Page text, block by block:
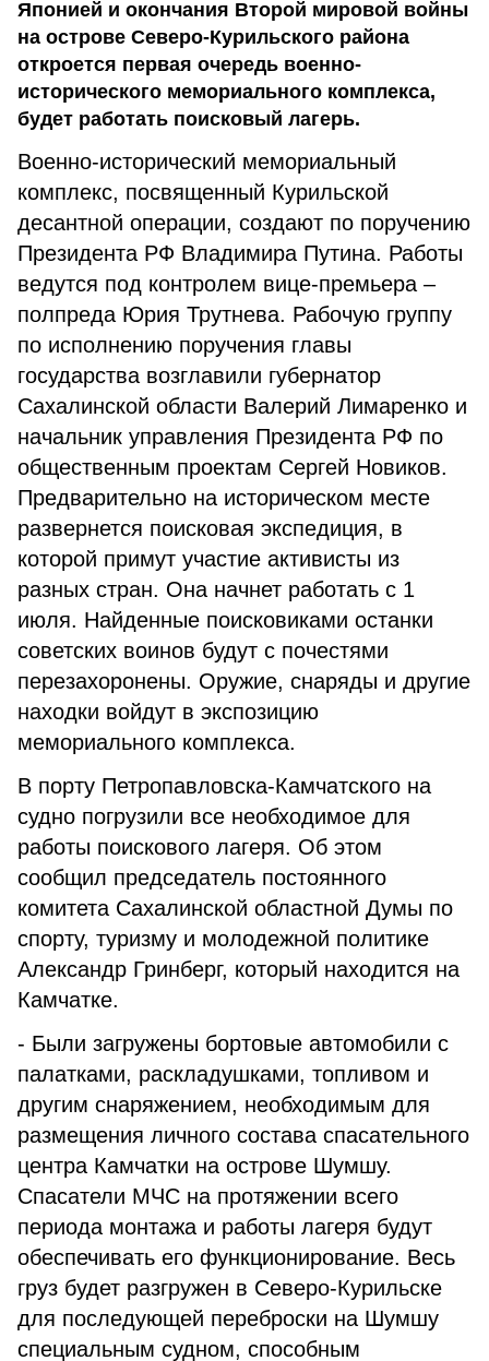
Японией и окончания Второй мировой войны
на острове Северо-Курильского района
откроется первая очередь военно-
исторического мемориального комплекса,
будет работать поисковый лагерь.
Военно-исторический мемориальный
комплекс, посвященный Курильской
десантной операции, создают по поручению
Президента РФ Владимира Путина. Работы
ведутся под контролем вице-премьера –
полпреда Юрия Трутнева. Рабочую группу
по исполнению поручения главы
государства возглавили губернатор
Сахалинской области Валерий Лимаренко и
начальник управления Президента РФ по
общественным проектам Сергей Новиков.
Предварительно на историческом месте
развернется поисковая экспедиция, в
которой примут участие активисты из
разных стран. Она начнет работать с 1
июля. Найденные поисковиками останки
советских воинов будут с почестями
перезахоронены. Оружие, снаряды и другие
находки войдут в экспозицию
мемориального комплекса.
В порту Петропавловска-Камчатского на
судно погрузили все необходимое для
работы поискового лагеря. Об этом
сообщил председатель постоянного
комитета Сахалинской областной Думы по
спорту, туризму и молодежной политике
Александр Гринберг, который находится на
Камчатке.
- Были загружены бортовые автомобили с
палатками, раскладушками, топливом и
другим снаряжением, необходимым для
размещения личного состава спасательного
центра Камчатки на острове Шумшу.
Спасатели МЧС на протяжении всего
периода монтажа и работы лагеря будут
обеспечивать его функционирование. Весь
груз будет разгружен в Северо-Курильске
для последующей переброски на Шумшу
специальным судном, способным